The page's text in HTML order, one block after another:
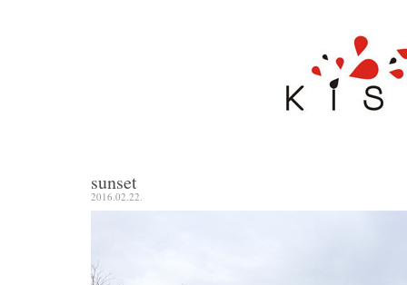
sunset
2016.02.22.